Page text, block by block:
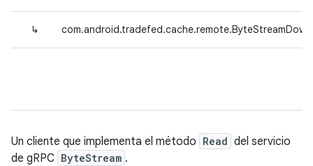
↳
Un cliente que implementa el método Read del servicio
de gRPC ByteStream .